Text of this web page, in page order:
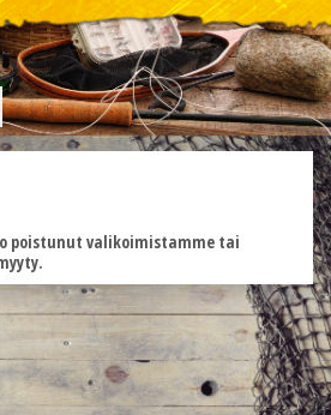
poistunut valikoimistamme tai